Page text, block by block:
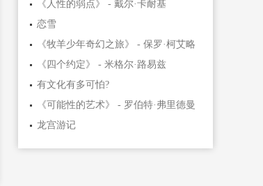
《人性的弱点》 - 戴尔·卡耐基
恋雪
《牧羊少年奇幻之旅》 - 保罗·柯艾略
《四个约定》 - 米格尔·路易兹
有文化有多可怕?
《可能性的艺术》 - 罗伯特·弗里德曼
龙宫游记